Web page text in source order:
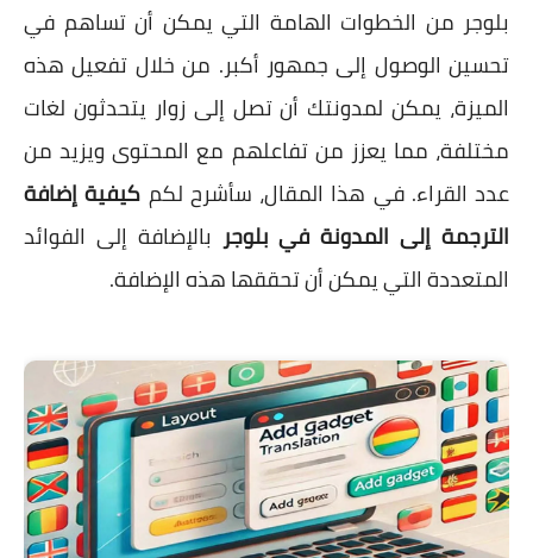
بلوجر من الخطوات الهامة التي يمكن أن تساهم في
تحسين الوصول إلى جمهور أكبر. من خلال تفعيل هذه
الميزة، يمكن لمدونتك أن تصل إلى زوار يتحدثون لغات
مختلفة، مما يعزز من تفاعلهم مع المحتوى ويزيد من
عدد القراء. في هذا المقال، سأشرح لكم كيفية إضافة
الترجمة إلى المدونة في بلوجر بالإضافة إلى الفوائد
المتعددة التي يمكن أن تحققها هذه الإضافة.